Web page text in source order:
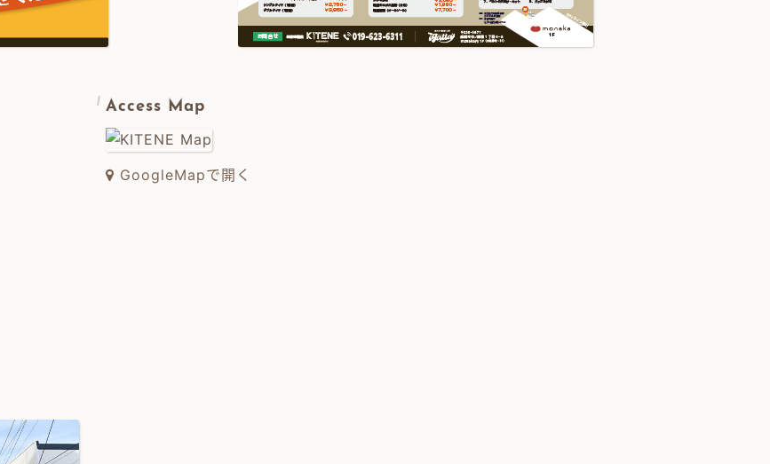
Access Map
GoogleMapで開く